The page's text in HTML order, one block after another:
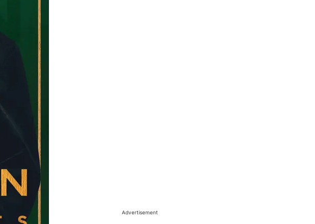
Advertisement